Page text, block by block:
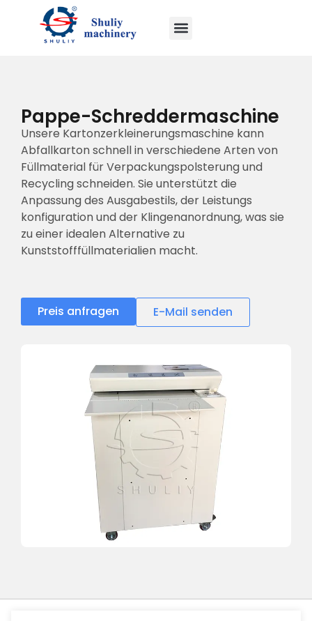
Pappe-Schreddermaschine
Unsere Kartonzerkleinerungsmaschine kann
Abfallkarton schnell in verschiedene Arten von
Füllmaterial für Verpackungspolsterung und
Recycling schneiden. Sie unterstützt die
Anpassung des Ausgabestils, der Leistungs
konfiguration und der Klingenanordnung, was sie
zu einer idealen Alternative zu
Kunststofffüllmaterialien macht.
Preis anfragen E-Mail senden